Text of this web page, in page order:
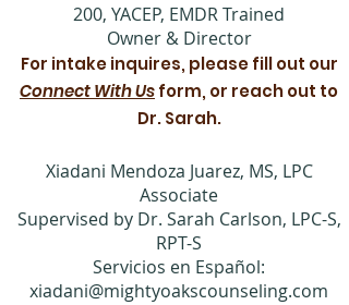
200, YACEP, EMDR Trained
Owner & Director
For intake inquires, please fill out our
Connect With Usform, or reach out to
Dr. Sarah.
Xiadani Mendoza Juarez, MS, LPC
Associate
Supervised by Dr. Sarah Carlson, LPC-S,
RPT-S
Servicios en Español:
xiadani@mightyoakscounseling.com